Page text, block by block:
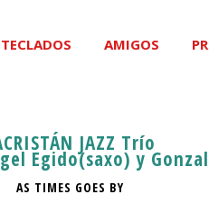
TECLADOS AMIGOS
JAZZ Trío
Egido(saxo) y
AS TIMES GOES BY